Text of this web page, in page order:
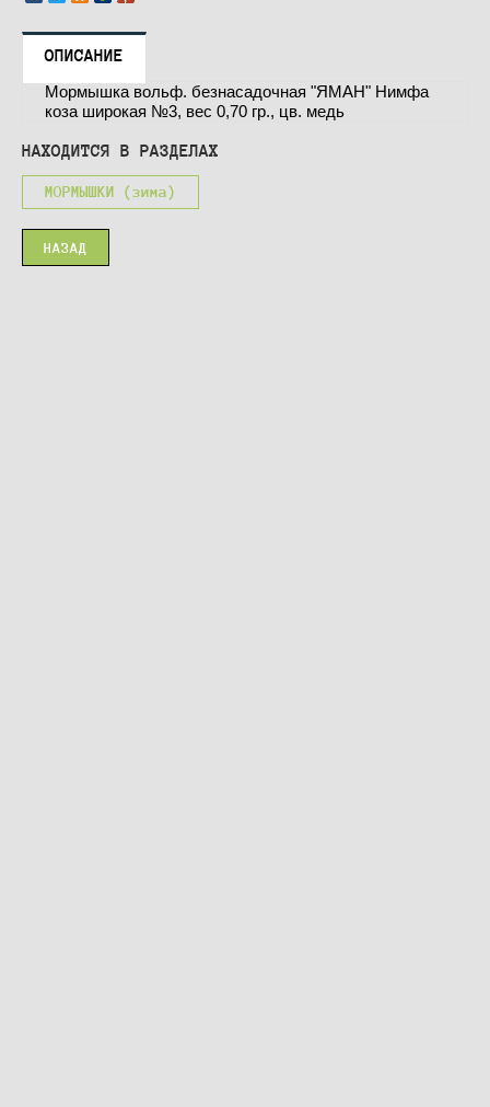
ОПИСАНИЕ
Мормышка вольф. безнасадочная "ЯМАН" Нимфа
коза широкая №3, вес 0,70 гр., цв. медь
НАХОДИТСЯ В РАЗДЕЛАХ
МОРМЫШКИ (зима)
НАЗАД